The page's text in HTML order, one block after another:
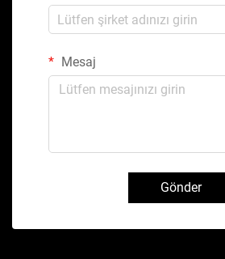
Mesaj
Gönder